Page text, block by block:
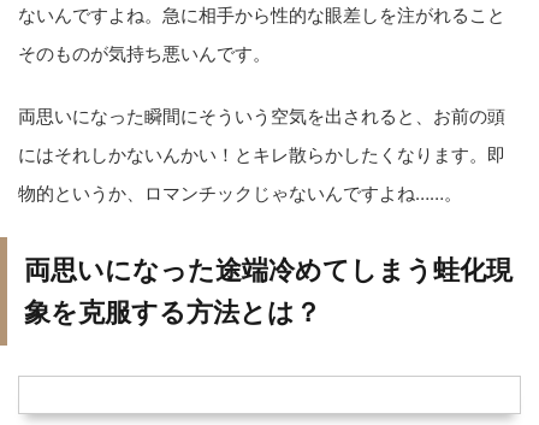
ないんですよね。急に相手から性的な眼差しを注がれること
そのものが気持ち悪いんです。
両思いになった瞬間にそういう空気を出されると、お前の頭
にはそれしかないんかい！とキレ散らかしたくなります。即
物的というか、ロマンチックじゃないんですよね……。
両思いになった途端冷めてしまう蛙化現
象を克服する方法とは？